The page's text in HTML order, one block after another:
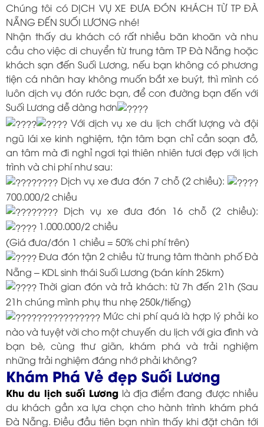
Chúng tôi có DỊCH VỤ XE ĐƯA ĐÓN KHÁCH TỪ TP ĐÀ
NẴNG ĐẾN SUỐI LƯƠNG nhé!
Nhận thấy du khách có rất nhiều băn khoăn và nhu
cầu cho việc di chuyển từ trung tâm TP Đà Nẵng hoặc
khách sạn đến Suối Lương, nếu bạn không có phương
tiện cá nhân hay không muốn bắt xe buýt, thì mình có
luôn dịch vụ đón rước bạn, để con đường bạn đến với
Suối Lương dễ dàng hơn
Với dịch vụ xe du lịch chất lượng và đội
ngũ lái xe kinh nghiệm, tận tâm bạn chỉ cần soạn đồ,
an tâm mà đi nghỉ ngơi tại thiên nhiên tươi đẹp với lịch
trình và chi phí như sau:
Dịch vụ xe đưa đón 7 chỗ (2 chiều):
700.000/2 chiều
Dịch vụ xe đưa đón 16 chỗ (2 chiều):
1.000.000/2 chiều
(Giá đưa/đón 1 chiều = 50% chi phí trên)
Đưa đón tận 2 chiều từ trung tâm thành phố Đà
Nẵng – KDL sinh thái Suối Lương (bán kính 25km)
Thời gian đón và trả khách: từ 7h đến 21h (Sau
21h chúng mình phụ thu nhẹ 250k/tiếng)
Mức chi phí quá là hợp lý phải ko
nào và tuyệt vời cho một chuyến du lịch với gia đình và
bạn bè, cùng thư giãn, khám phá và trải nghiệm
những trải nghiệm đáng nhớ phải không?
Khám Phá Vẻ đẹp Suối Lương
Khu du lịch suối Lương là địa điểm đang được nhiều
du khách gần xa lựa chọn cho hành trình khám phá
Đà Nẵng. Điều đầu tiên bạn nhìn thấy khi đặt chân tới